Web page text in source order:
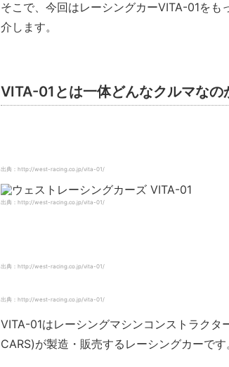
そこで、今回はレーシングカーVITA-01を
介します。
VITA-01とは一体どんなクルマなの
出典：http://west-racing.co.jp/vita-01/
出典：http://west-racing.co.jp/vita-01/
出典：http://west-racing.co.jp/vita-01/
出典：http://west-racing.co.jp/vita-01/
VITA-01はレーシングマシンコンストラクタ
CARS)が製造・販売するレーシングカーです